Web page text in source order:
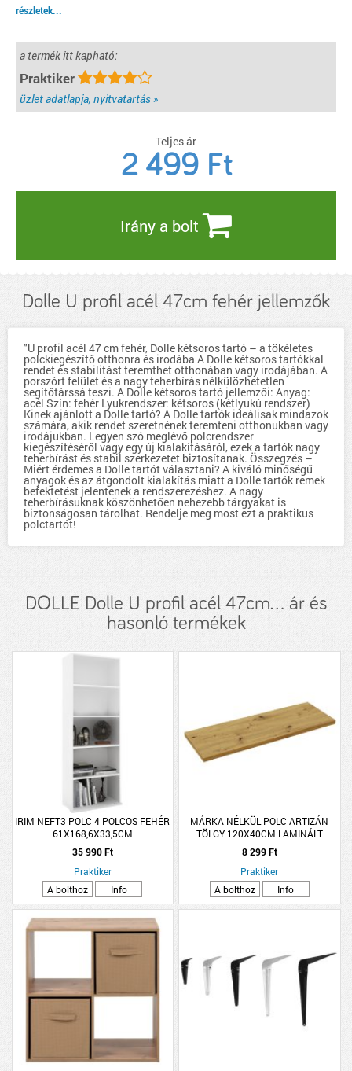
részletek...
a termék itt kapható:
Praktiker
üzlet adatlapja, nyitvatartás »
Teljes ár
2 499 Ft
Irány a bolt
Dolle U profil acél 47cm fehér jellemzők
"U profil acél 47 cm fehér, Dolle kétsoros tartó – a tökéletes
polckiegészítő otthonra és irodába A Dolle kétsoros tartókkal
rendet és stabilitást teremthet otthonában vagy irodájában. A
porszórt felület és a nagy teherbírás nélkülözhetetlen
segítőtárssá teszi. A Dolle kétsoros tartó jellemzői: Anyag:
acél Szín: fehér Lyukrendszer: kétsoros (kétlyukú rendszer)
Kinek ajánlott a Dolle tartó? A Dolle tartók ideálisak mindazok
számára, akik rendet szeretnének teremteni otthonukban vagy
irodájukban. Legyen szó meglévő polcrendszer
kiegészítéséről vagy egy új kialakításáról, ezek a tartók nagy
teherbírást és stabil szerkezetet biztosítanak. Összegzés –
Miért érdemes a Dolle tartót választani? A kiváló minőségű
anyagok és az átgondolt kialakítás miatt a Dolle tartók remek
befektetést jelentenek a rendszerezéshez. A nagy
teherbírásuknak köszönhetően nehezebb tárgyakat is
biztonságosan tárolhat. Rendelje meg most ezt a praktikus
polctartót!
DOLLE Dolle U profil acél 47cm... ár és
hasonló termékek
IRIM NEFT3 POLC 4 POLCOS FEHÉR
61X168,6X33,5CM
35 990 Ft
Praktiker
A bolthoz
Info
MÁRKA NÉLKÜL POLC ARTIZÁN
TÖLGY 120X40CM LAMINÁLT
8 299 Ft
Praktiker
A bolthoz
Info